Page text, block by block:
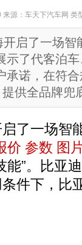
源： 车天下汽车网 类
启了一场智
了代客泊
承诺，在符
供全品牌兜
一场智
价 参数 图
能”。比亚
件下，比